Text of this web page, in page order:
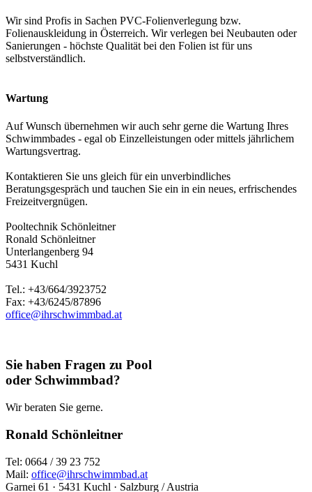
Wir sind Profis in Sachen PVC-Folienverlegung bzw.
Folienauskleidung in Österreich. Wir verlegen bei Neubauten oder
Sanierungen - höchste Qualität bei den Folien ist für uns
selbstverständlich.
Wartung
Auf Wunsch übernehmen wir auch sehr gerne die Wartung Ihres
Schwimmbades - egal ob Einzelleistungen oder mittels jährlichem
Wartungsvertrag.
Kontaktieren Sie uns gleich für ein unverbindliches
Beratungsgespräch und tauchen Sie ein in ein neues, erfrischendes
Freizeitvergnügen.
Pooltechnik Schönleitner
Ronald Schönleitner
Unterlangenberg 94
5431 Kuchl
Tel.: +43/664/3923752
Fax: +43/6245/87896
office@ihrschwimmbad.at
Sie haben Fragen zu Pool
oder Schwimmbad?
Wir beraten Sie gerne.
Ronald Schönleitner
Tel: 0664 / 39 23 752
Mail: office@ihrschwimmbad.at
Garnei 61 · 5431 Kuchl · Salzburg / Austria